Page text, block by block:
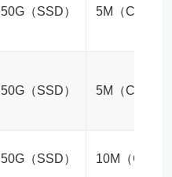
50G（SSD） 5M（CN2）
50G（SSD） 5M（CN2）
50G（SSD） 10M（CN2）